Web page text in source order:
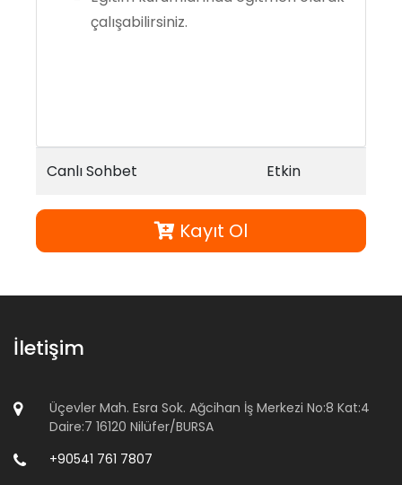
çalışabilirsiniz.
Canlı Sohbet Etkin
Kayıt Ol
İletişim
Üçevler Mah. Esra Sok. Ağcihan İş Merkezi No:8 Kat:4
Daire:7 16120 Nilüfer/BURSA
+90541 761 7807